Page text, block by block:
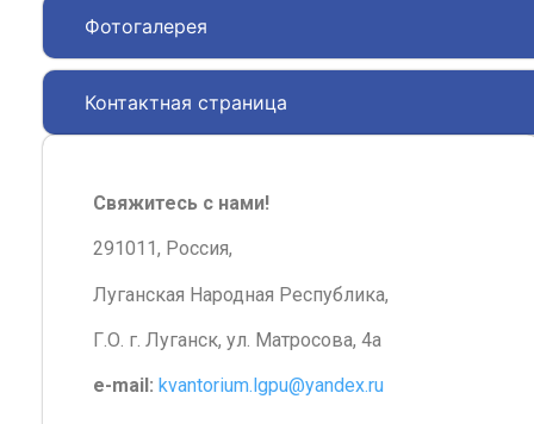
Фотогалерея
Контактная страница
Свяжитесь с нами!
291011, Россия,
Луганская Народная Республика,
Г.О. г. Луганск, ул. Матросова, 4а
e-mail: kvantorium.lgpu@yandex.ru